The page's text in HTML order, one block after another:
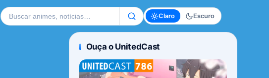
Buscar no site Claro Escuro
Ouça o UnitedCast